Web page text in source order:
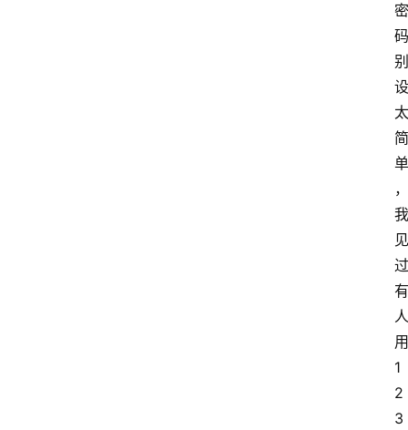
密
码
别
设
太
简
单
，
我
见
过
有
人
用
1
2
3